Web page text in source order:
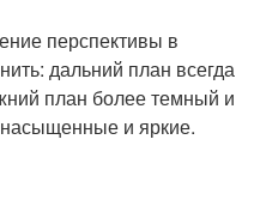
перспективы в
дальний план всегда
план более темный и
и яркие.